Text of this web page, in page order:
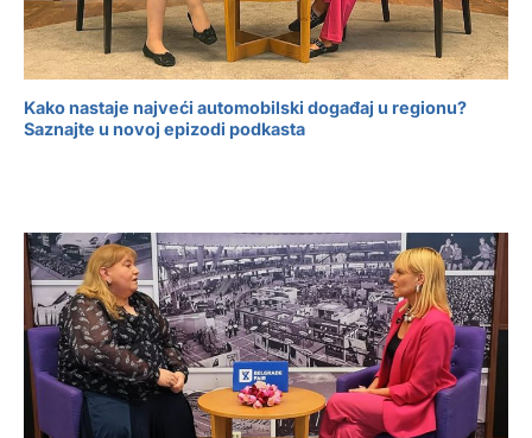
Kako nastaje najveći automobilski događaj u regionu?
Saznajte u novoj epizodi podkasta